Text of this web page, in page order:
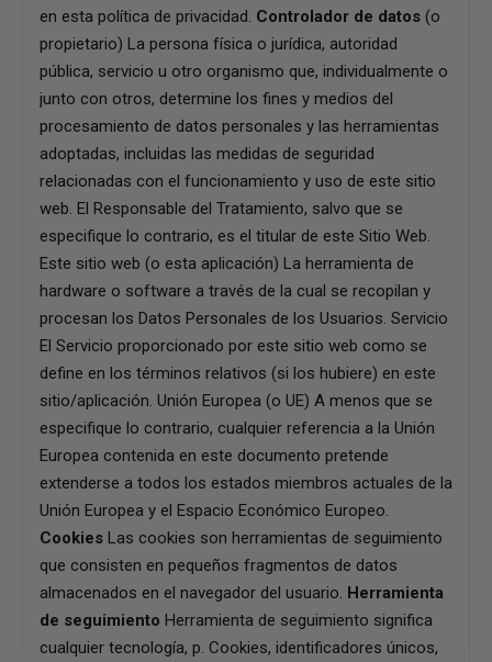
en esta política de privacidad. Controlador de datos (o
propietario) La persona física o jurídica, autoridad
pública, servicio u otro organismo que, individualmente o
junto con otros, determine los fines y medios del
procesamiento de datos personales y las herramientas
adoptadas, incluidas las medidas de seguridad
relacionadas con el funcionamiento y uso de este sitio
web. El Responsable del Tratamiento, salvo que se
especifique lo contrario, es el titular de este Sitio Web.
Este sitio web (o esta aplicación) La herramienta de
hardware o software a través de la cual se recopilan y
procesan los Datos Personales de los Usuarios. Servicio
El Servicio proporcionado por este sitio web como se
define en los términos relativos (si los hubiere) en este
sitio/aplicación. Unión Europea (o UE) A menos que se
especifique lo contrario, cualquier referencia a la Unión
Europea contenida en este documento pretende
extenderse a todos los estados miembros actuales de la
Unión Europea y el Espacio Económico Europeo.
Cookies Las cookies son herramientas de seguimiento
que consisten en pequeños fragmentos de datos
almacenados en el navegador del usuario. Herramienta
de seguimiento Herramienta de seguimiento significa
cualquier tecnología, p. Cookies, identificadores únicos,